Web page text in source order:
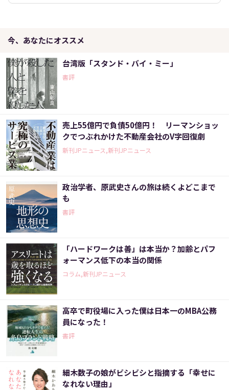
今、あなたにオススメ
台湾版「スタンド・バイ・ミー」
書評
売上55億円で負債50億円！ リーマンショッ
クでつぶれかけた不動産会社のV字回復劇
新刊JPニュース,新刊JPニュース
政治学者、原武史さんの旅は続くよどこまで
も
書評
「ハードワークは善」は本当か？加齢とパフ
ォーマンス低下の本当の関係
コラム,新刊JPニュース
高卒で町役場に入った僕は日本一のMBA公務
員になった！
書評
細木数子の娘がビシビシと指摘する「幸せに
なれない理由」